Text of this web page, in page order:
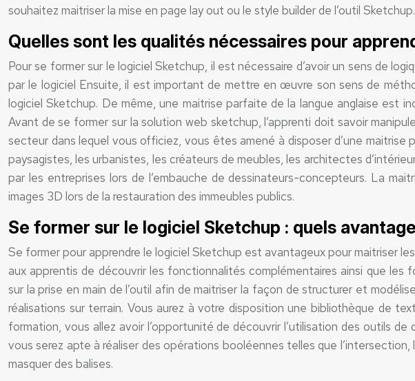
souhaitez maitriser la mise en page lay out ou le style builder de l’outil Sketchup.
Quelles sont les qualités nécessaires pour
Pour se former sur le logiciel Sketchup, il est nécessaire d’avoir un sens de
par le logiciel Ensuite, il est important de mettre en œuvre son sens de
logiciel Sketchup. De même, une maitrise parfaite de la langue anglaise est
Avant de se former sur la solution web sketchup, l’apprenti doit savoir
secteur dans lequel vous officiez, vous êtes amené à disposer d’une
paysagistes, les urbanistes, les créateurs de meubles, les architectes
par les entreprises lors de l’embauche de dessinateurs-concepteurs. La
images 3D lors de la restauration des immeubles publics.
Se former sur le logiciel Sketchup : quels
Se former pour apprendre le logiciel Sketchup est avantageux pour
aux apprentis de découvrir les fonctionnalités complémentaires ainsi que
sur la prise en main de l’outil afin de maitriser la façon de structurer et
réalisations sur terrain. Vous aurez à votre disposition une bibliothèque de
formation, vous allez avoir l’opportunité de découvrir l’utilisation des outils
vous serez apte à réaliser des opérations booléennes telles que
masquer des balises.